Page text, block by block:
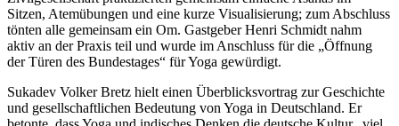
Sitzen, Atemübungen und eine kurze Visualisierung; zum Abschluss
tönten alle gemeinsam ein Om. Gastgeber Henri Schmidt nahm
aktiv an der Praxis teil und wurde im Anschluss für die „Öffnung
der Türen des Bundestages“ für Yoga gewürdigt.
Sukadev Volker Bretz hielt einen Überblicksvortrag zur Geschichte
und gesellschaftlichen Bedeutung von Yoga in Deutschland. Er